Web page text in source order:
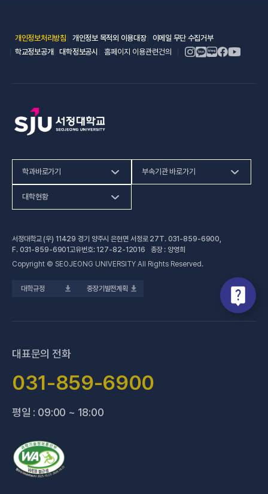
개인정보처리방침(새 창 열림)
개인정보 목적외 이용대장(새 창 열림)
이메일 무단 수집거부(새 창 열림)
학교정보공개(새 창 열림)
대학정보공시(새 창 열림)
홈페이지 이용관련건의
학과바로가기
인문사회계열
공학계열
전문기술석사
부속기관 바로가기
건강증진센터(새 창 열림)
교육혁신지원센터(새 창 열림)
(새 창 열림)
성인학습지원센터
대학현황
대학정보공시(새 창 열림)
업무추진비 사용내역
법정위원회 회의록
대학규정 중장기발전계획
서정대학교 (우) 11429 경기 양주시 은현면 서정로 27T. 031-859-6900
F. 031-859-6901고유번호: 127-82-12016 총장 : 양영희
Copyright © SEOJEONG UNIVERSITY All Rights Reserved.
대표문의 전화
031-859-6900
평일 : 09:00 ~ 18:00